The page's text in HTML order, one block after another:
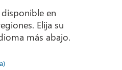
en
Elija su
más abajo.